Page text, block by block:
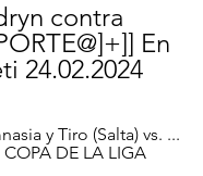
contra
En
24.02.2024
y Tiro (Salta) vs. ...
DE LA LIGA